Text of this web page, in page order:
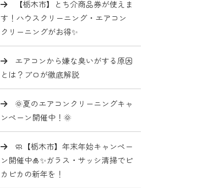
【栃木市】とち介商品券が使えま
す！ハウスクリーニング・エアコン
クリーニングがお得✨
エアコンから嫌な臭いがする原因
とは？プロが徹底解説
🌞夏のエアコンクリーニングキャ
ンペーン開催中！🌞
🧼【栃木市】年末年始キャンペー
ン開催中🎍✨ガラス・サッシ清掃でピ
カピカの新年を！